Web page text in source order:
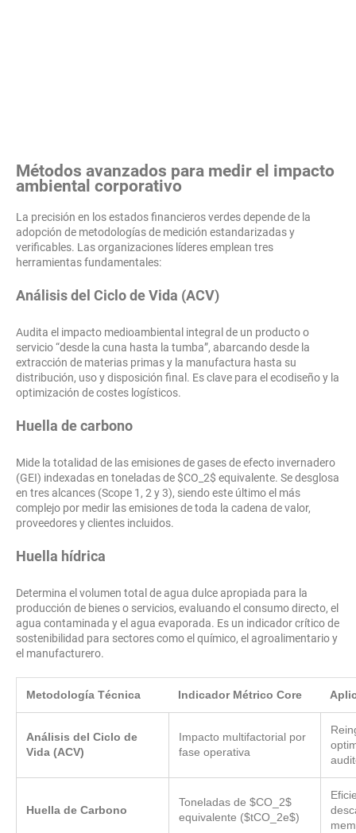
Métodos avanzados para medir el impacto
ambiental corporativo
La precisión en los estados financieros verdes depende de la
adopción de metodologías de medición estandarizadas y
verificables. Las organizaciones líderes emplean tres
herramientas fundamentales:
Análisis del Ciclo de Vida (ACV)
Audita el impacto medioambiental integral de un producto o
servicio “desde la cuna hasta la tumba”, abarcando desde la
extracción de materias primas y la manufactura hasta su
distribución, uso y disposición final. Es clave para el ecodiseño y la
optimización de costes logísticos.
Huella de carbono
Mide la totalidad de las emisiones de gases de efecto invernadero
(GEI) indexadas en toneladas de $CO_2$ equivalente. Se desglosa
en tres alcances (Scope 1, 2 y 3), siendo este último el más
complejo por medir las emisiones de toda la cadena de valor,
proveedores y clientes incluidos.
Huella hídrica
Determina el volumen total de agua dulce apropiada para la
producción de bienes o servicios, evaluando el consumo directo, el
agua contaminada y el agua evaporada. Es un indicador crítico de
sostenibilidad para sectores como el químico, el agroalimentario y
el manufacturero.
Metodología Técnica Indicador Métrico Core
Análisis del Ciclo de
Vida (ACV)
Impacto multifactorial por
fase operativa
Huella de Carbono
Toneladas de $CO_2$
equivalente ($tCO_2e$)